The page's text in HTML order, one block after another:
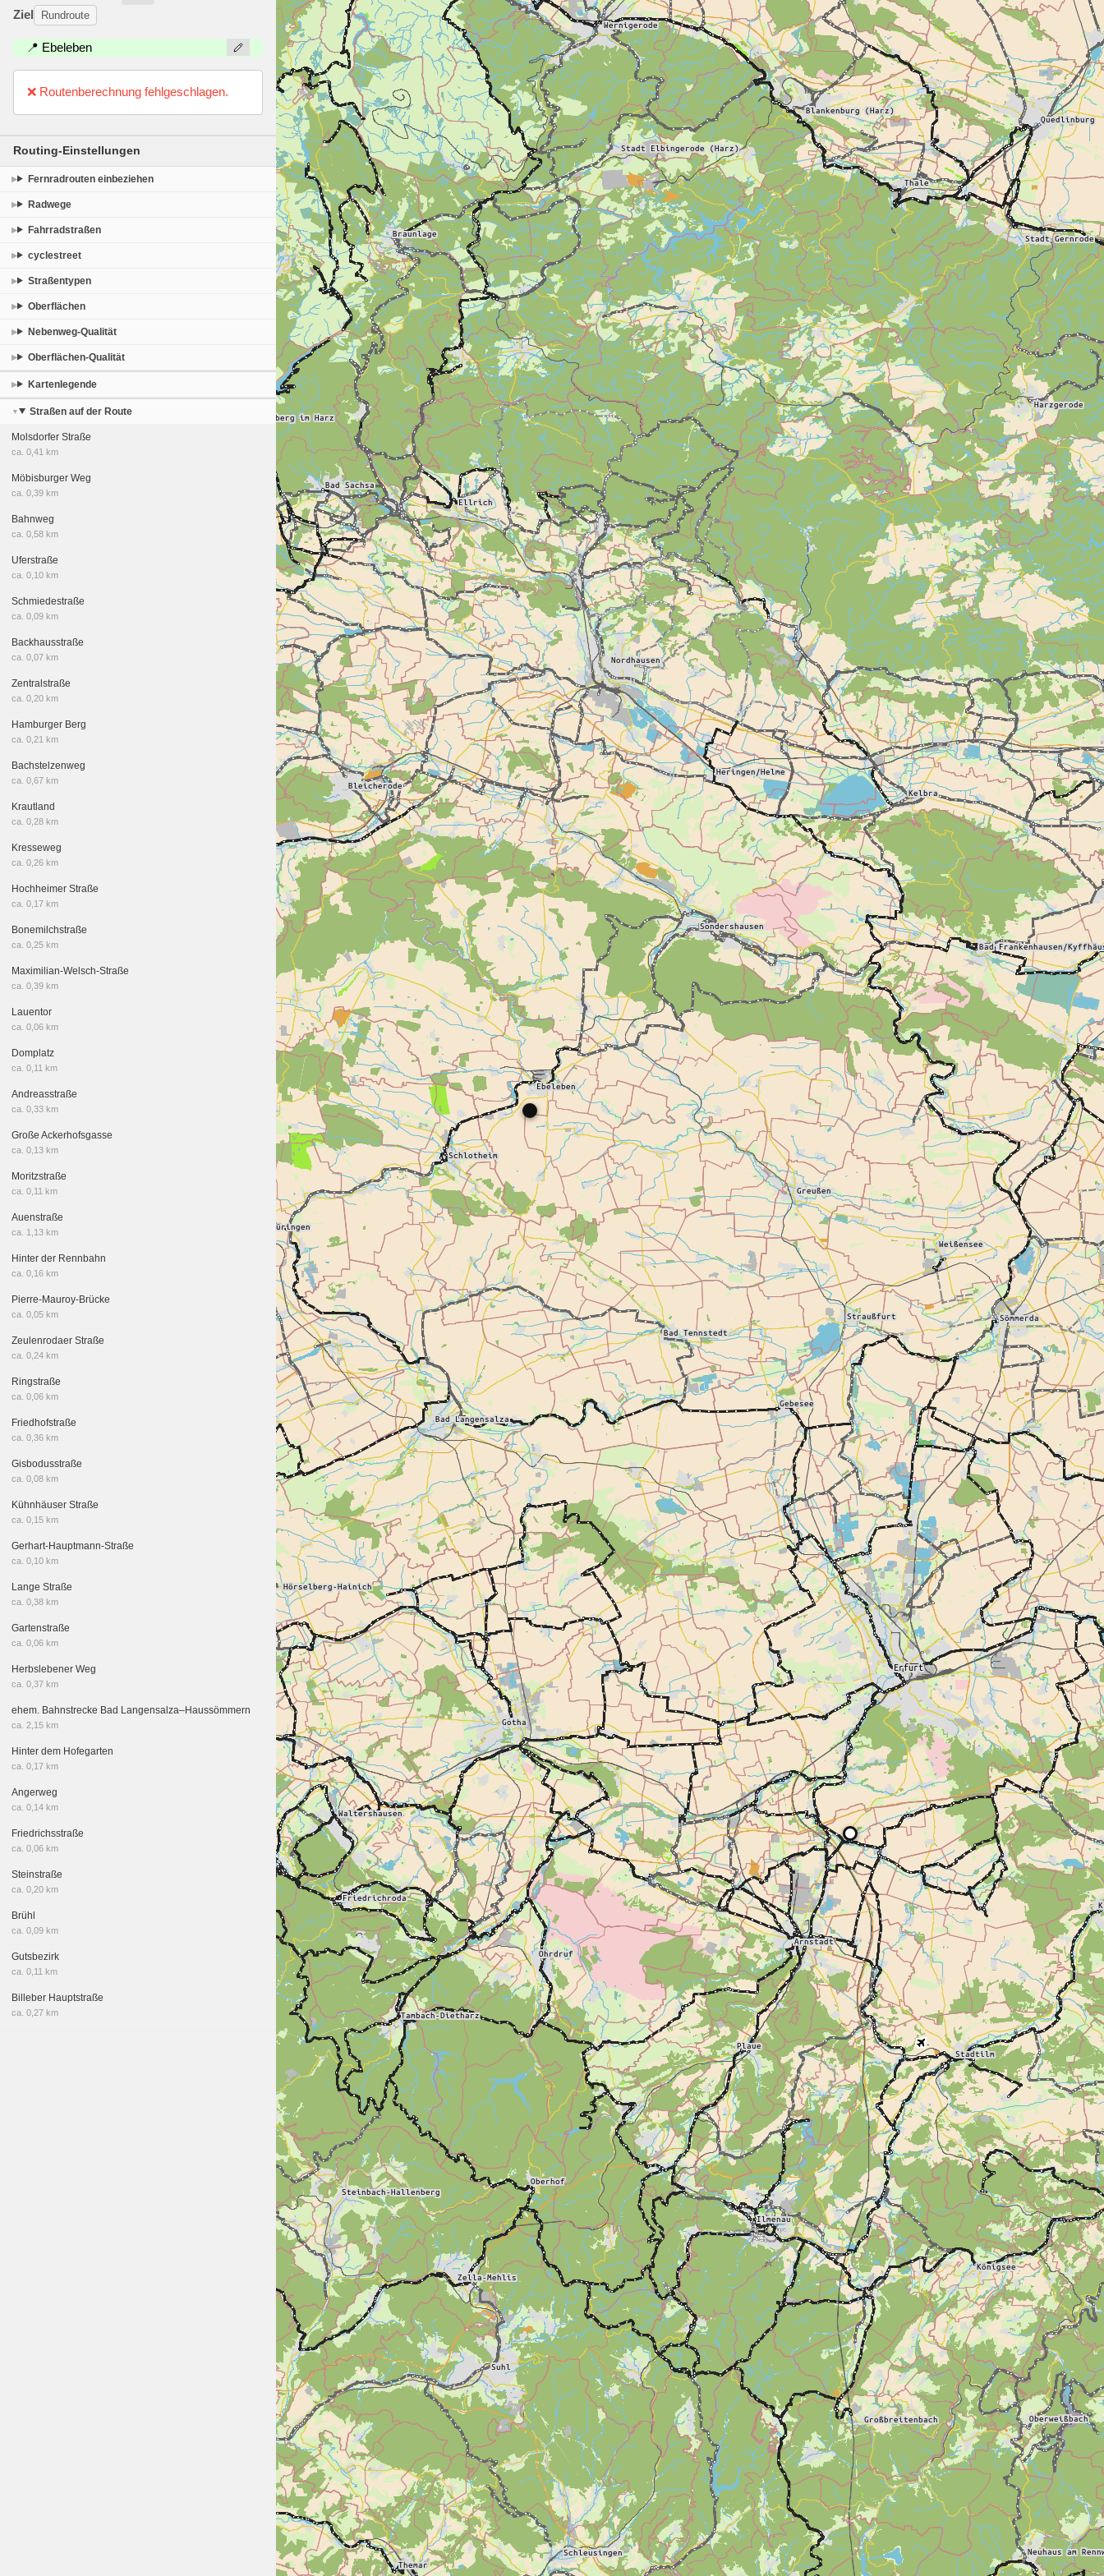
Ziel Rundroute
📍 Ebeleben
❌ Routenberechnung fehlgeschlagen.
Routing-Einstellungen
Fernradrouten einbeziehen
Radwege
Fahrradstraßen
cyclestreet
Straßentypen
Oberflächen
Nebenweg-Qualität
Oberflächen-Qualität
Kartenlegende
Straßen auf der Route
Molsdorfer Straße
ca. 0,41 km
Möbisburger Weg
ca. 0,39 km
Bahnweg
ca. 0,58 km
Uferstraße
ca. 0,10 km
Schmiedestraße
ca. 0,09 km
Backhausstraße
ca. 0,07 km
Zentralstraße
ca. 0,20 km
Hamburger Berg
ca. 0,21 km
Bachstelzenweg
ca. 0,67 km
Krautland
ca. 0,28 km
Kresseweg
ca. 0,26 km
Hochheimer Straße
ca. 0,17 km
Bonemilchstraße
ca. 0,25 km
Maximilian-Welsch-Straße
ca. 0,39 km
Lauentor
ca. 0,06 km
Domplatz
ca. 0,11 km
Andreasstraße
ca. 0,33 km
Große Ackerhofsgasse
ca. 0,13 km
Moritzstraße
ca. 0,11 km
Auenstraße
ca. 1,13 km
Hinter der Rennbahn
ca. 0,16 km
Pierre-Mauroy-Brücke
ca. 0,05 km
Zeulenrodaer Straße
ca. 0,24 km
Ringstraße
ca. 0,06 km
Friedhofstraße
ca. 0,36 km
Gisbodusstraße
ca. 0,08 km
Kühnhäuser Straße
ca. 0,15 km
Gerhart-Hauptmann-Straße
ca. 0,10 km
Lange Straße
ca. 0,38 km
Gartenstraße
ca. 0,06 km
Herbslebener Weg
ca. 0,37 km
ehem. Bahnstrecke Bad Langensalza–Haussömmern
ca. 2,15 km
Hinter dem Hofegarten
ca. 0,17 km
Angerweg
ca. 0,14 km
Friedrichsstraße
ca. 0,06 km
Steinstraße
ca. 0,20 km
Brühl
ca. 0,09 km
Gutsbezirk
ca. 0,11 km
Billeber Hauptstraße
ca. 0,27 km